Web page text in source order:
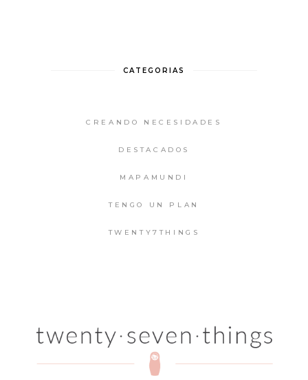
CATEGORIAS
CREANDO NECESIDADES
DESTACADOS
MAPAMUNDI
TENGO UN PLAN
TWENTY7THINGS